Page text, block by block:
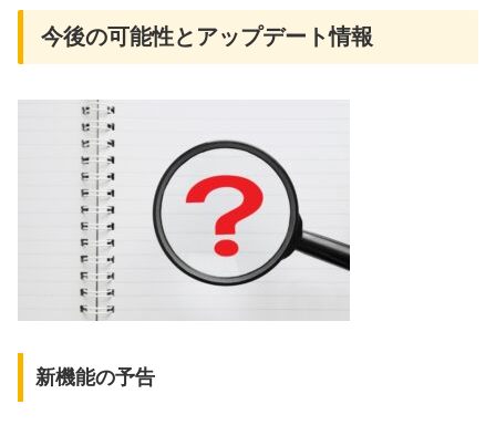
今後の可能性とアップデート情報
新機能の予告